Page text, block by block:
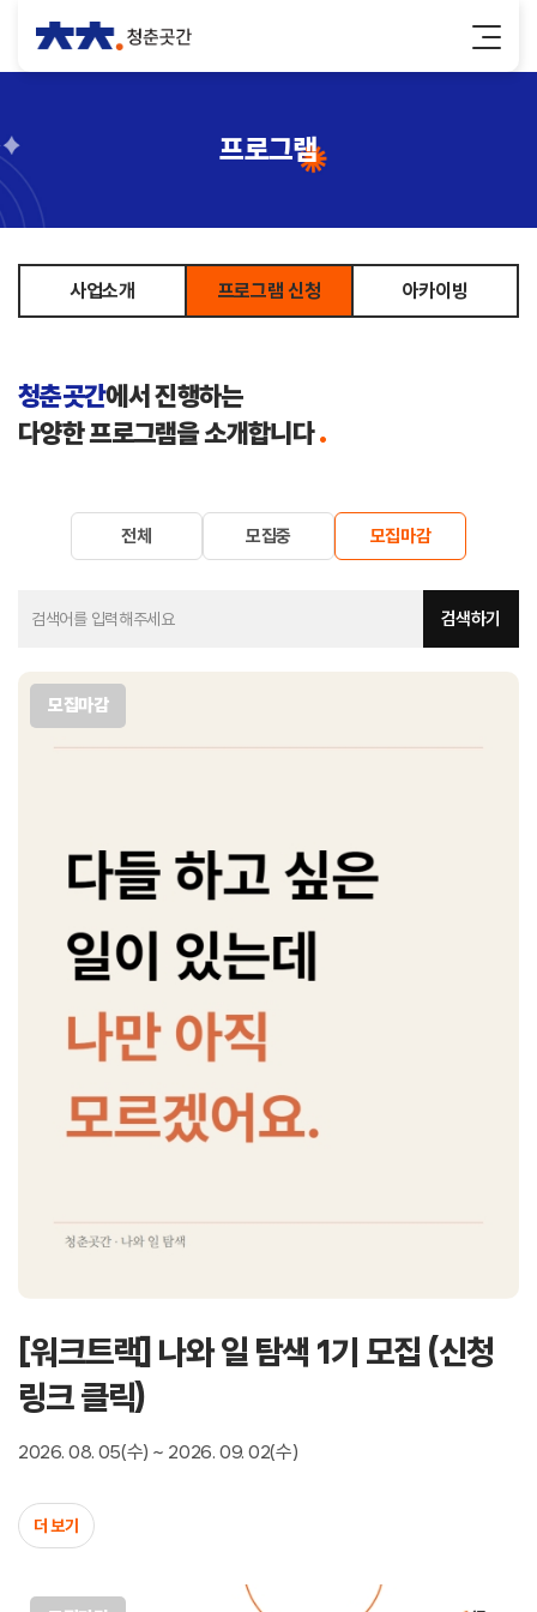
프로그램
사업소개 프로그램 신청 아카이빙
청춘곳간에서 진행하는
다양한 프로그램을 소개합니다.
전체 모집중 모집마감
검색하기
모집마감
[워크트랙] 나와 일 탐색 1기 모집 (신청
링크 클릭)
2026. 08. 05(수) ~ 2026. 09. 02(수)
더 보기